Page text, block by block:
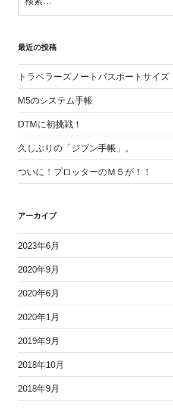
ョ
索:
最近の投稿
トラベラーズノートパスポートサイズ
M5のシステム手帳
DTMに初挑戦！
久しぶりの「ジブン手帳」。
ついに！プロッターのＭ５が！！
アーカイブ
2023年6月
2020年9月
2020年6月
2020年1月
2019年9月
2018年10月
2018年9月